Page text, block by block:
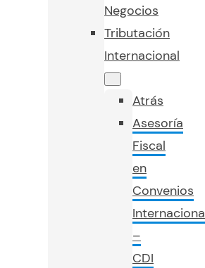
Negocios
Tributación
Internacional
Atrás
Asesoría
Fiscal
en
Convenios
–
CDI